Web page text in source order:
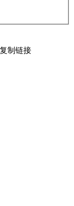
复制链接